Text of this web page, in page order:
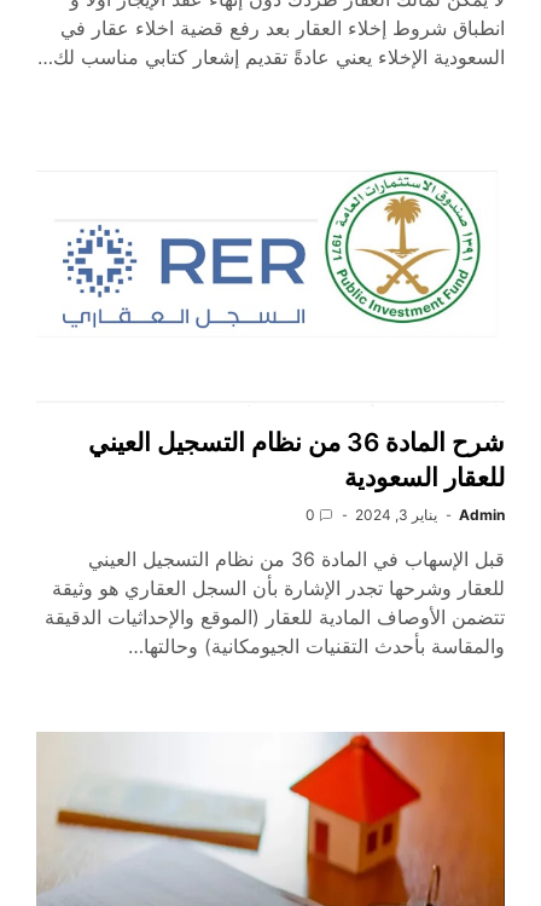
انطباق شروط إخلاء العقار بعد رفع قضية اخلاء عقار في
السعودية الإخلاء يعني عادةً تقديم إشعار كتابي مناسب لك…
شرح المادة 36 من نظام التسجيل العيني
للعقار السعودية
Admin يناير 3, 2024 0
قبل الإسهاب في المادة 36 من نظام التسجيل العيني
للعقار وشرحها تجدر الإشارة بأن السجل العقاري هو وثيقة
تتضمن الأوصاف المادية للعقار (الموقع والإحداثيات الدقيقة
والمقاسة بأحدث التقنيات الجيومكانية) وحالتها…